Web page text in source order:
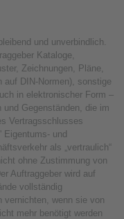
und unverbindlich.
Kataloge,
Zeichnungen, Pläne,
auf DIN-Normen), sonstige
in elektronischer Form –
und Gegenständen, die im
Vertragsschlusses
und
als „vertraulich“
ohne Zustimmung von
Auftraggeber wird auf
vollständig
vernichten, wenn sie von
mehr benötigt werden